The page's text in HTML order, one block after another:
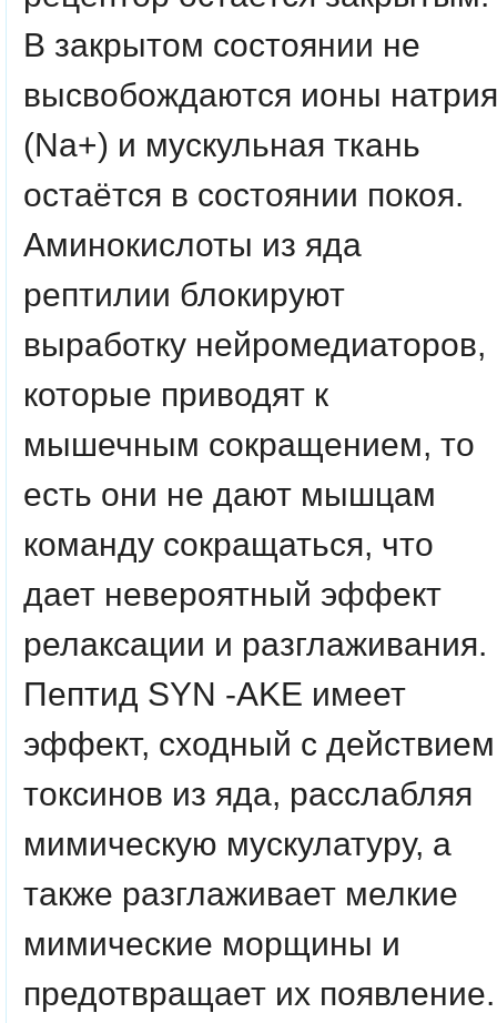
В закрытом состоянии не
высвобождаются ионы натрия
(Na+) и мускульная ткань
остаётся в состоянии покоя.
Аминокислоты из яда
рептилии блокируют
выработку нейромедиаторов,
которые приводят к
мышечным сокращением, то
есть они не дают мышцам
команду сокращаться, что
дает невероятный эффект
релаксации и разглаживания.
Пептид SYN -AKE имеет
эффект, сходный с действием
токсинов из яда, расслабляя
мимическую мускулатуру, а
также разглаживает мелкие
мимические морщины и
предотвращает их появление.